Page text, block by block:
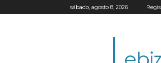
sábado, agosto 8, 2026